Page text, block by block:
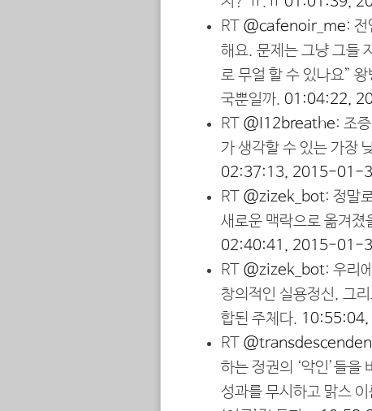
RT @cafenoir_me: 전
해요. 문제는 그냥 그들
로 무얼 할 수 있나요”
국뿐일까. 01:04:22,
RT @I12breathe: 조
가 생각할 수 있는 가장
02:37:13, 2015-01-
RT @zizek_bot: 정말
새로운 맥락으로 옮겨졌
02:40:41, 2015-01-
RT @zizek_bot: 우리
창의적인 실용정신, 그
합된 주체다.
RT
하는 정권의 ‘악인’들을
성과를 무시하고 맑스